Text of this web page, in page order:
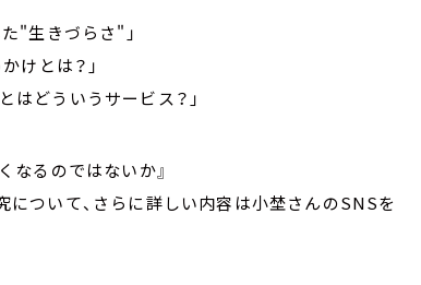
"生きづらさ"」
けとは？」
はどういうサービス？」
なるのではないか』
ついて、さらに詳しい内容は小埜さんのSNSを